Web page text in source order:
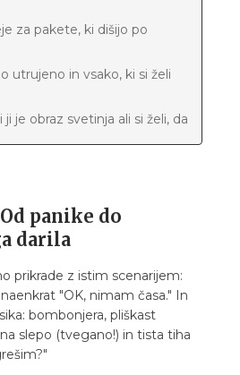
za pakete, ki dišijo po
utrujeno in vsako, ki si želi
ji je obraz svetinja ali si želi, da
svežih, citrusnih vonjev
koristno, brez kiča
za clean start
rad minimalizem, a želi biti
športnega ali vedno v
naju dva", kadar se obdarujeta
panike do
darila
prikrade z istim scenarijem:
"OK, nimam časa." In
bombonjera, pliškast
slepo (tvegano!) in tista tiha